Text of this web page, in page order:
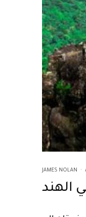
JAMES NOLAN ·
الهند